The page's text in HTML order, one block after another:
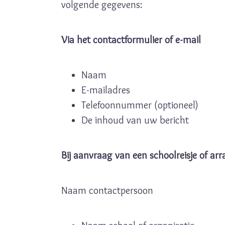
volgende gegevens:
Via het contactformulier of e-mail
Naam
E-mailadres
Telefoonnummer (optioneel)
De inhoud van uw bericht
Bij aanvraag van een schoolreisje of
Naam contactpersoon